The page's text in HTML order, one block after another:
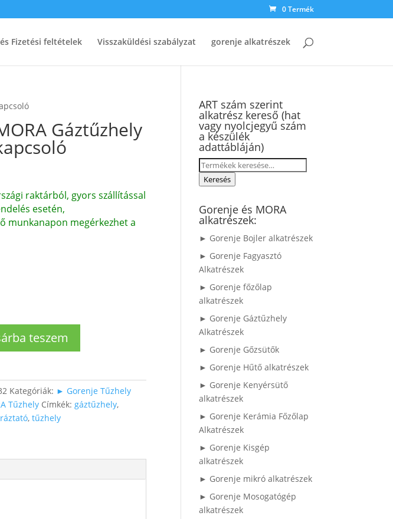
0 Termék
Fizetési feltételek Visszaküldési szabályzat gorenje alkatrészek
Gáztűzhely
raktárból, gyors szállítással
esetén,
munkanapon megérkezhet a
teszem
Kategóriák: ► Gorenje Tűzhely
Tűzhely Címkék:gáztűzhely,
,tűzhely
ART szám szerint
alkatrész kereső (hat
vagy nyolcjegyű szám
a készülék
adattábláján)
Keresés
a Keresés
Gorenje és MORA
alkatrészek:
► Gorenje Bojler alkatrészek
► Gorenje Fagyasztó
Alkatrészek
► Gorenje főzőlap
alkatrészek
► Gorenje Gáztűzhely
Alkatrészek
► Gorenje Gőzsütők
► Gorenje Hűtő alkatrészek
► Gorenje Kenyérsütő
alkatrészek
► Gorenje Kerámia Főzőlap
Alkatrészek
► Gorenje Kisgép
alkatrészek
► Gorenje mikró alkatrészek
► Gorenje Mosogatógép
alkatrészek